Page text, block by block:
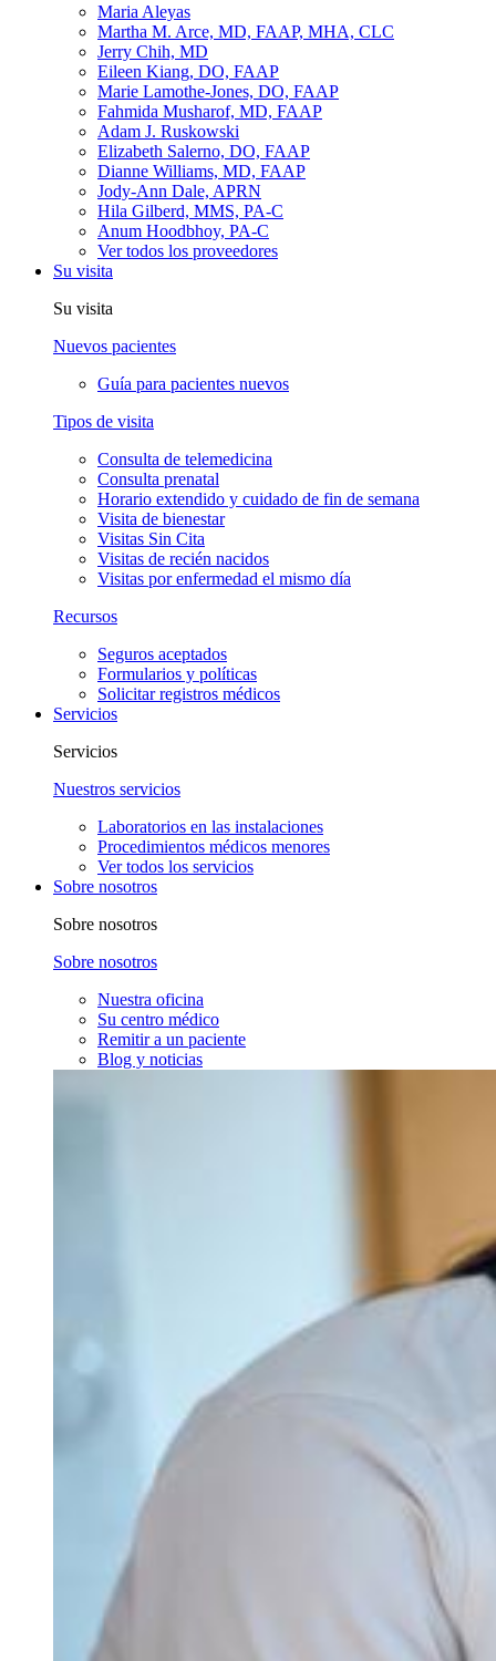
Maria Aleyas
Martha M. Arce, MD, FAAP, MHA, CLC
Jerry Chih, MD
Eileen Kiang, DO, FAAP
Marie Lamothe-Jones, DO, FAAP
Fahmida Musharof, MD, FAAP
Adam J. Ruskowski
Elizabeth Salerno, DO, FAAP
Dianne Williams, MD, FAAP
Jody-Ann Dale, APRN
Hila Gilberd, MMS, PA-C
Anum Hoodbhoy, PA-C
Ver todos los proveedores
Su visita
Su visita
Nuevos pacientes
Guía para pacientes nuevos
Tipos de visita
Consulta de telemedicina
Consulta prenatal
Horario extendido y cuidado de fin de semana
Visita de bienestar
Visitas Sin Cita
Visitas de recién nacidos
Visitas por enfermedad el mismo día
Recursos
Seguros aceptados
Formularios y políticas
Solicitar registros médicos
Servicios
Servicios
Nuestros servicios
Laboratorios en las instalaciones
Procedimientos médicos menores
Ver todos los servicios
Sobre nosotros
Sobre nosotros
Sobre nosotros
Nuestra oficina
Su centro médico
Remitir a un paciente
Blog y noticias